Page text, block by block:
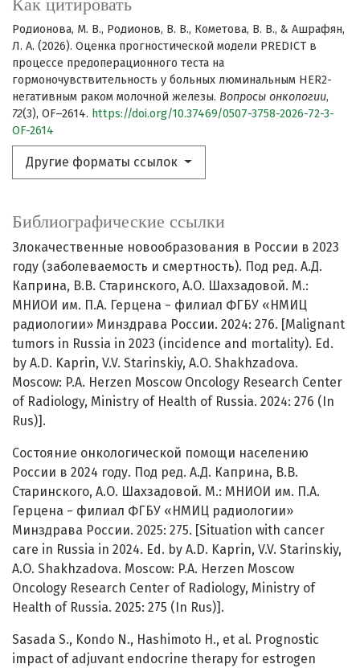
Как цитировать
Родионова, М. В., Родионов, В. В., Кометова, В. В., & Ашрафян,
Л. А. (2026). Оценка прогностической модели PREDICT в
процессе предоперационного теста на
гормоночувствительность у больных люминальным HER2-
негативным раком молочной железы. Вопросы онкологии,
72(3), OF–2614. https://doi.org/10.37469/0507-3758-2026-72-3-
OF-2614
Другие форматы ссылок
Библиографические ссылки
Злокачественные новообразования в России в 2023
году (заболеваемость и смертность). Под ред. А.Д.
Каприна, В.В. Старинского, А.О. Шахзадовой. М.:
МНИОИ им. П.А. Герцена − филиал ФГБУ «НМИЦ
радиологии» Минздрава России. 2024: 276. [Malignant
tumors in Russia in 2023 (incidence and mortality). Ed.
by A.D. Kaprin, V.V. Starinskiy, A.O. Shakhzadova.
Moscow: P.A. Herzen Moscow Oncology Research Center
of Radiology, Ministry of Health of Russia. 2024: 276 (In
Rus)].
Состояние онкологической помощи населению
России в 2024 году. Под ред. А.Д. Каприна, В.В.
Старинского, А.О. Шахзадовой. М.: МНИОИ им. П.А.
Герцена − филиал ФГБУ «НМИЦ радиологии»
Минздрава России. 2025: 275. [Situation with cancer
care in Russia in 2024. Ed. by A.D. Kaprin, V.V. Starinskiy,
A.O. Shakhzadova. Moscow: P.A. Herzen Moscow
Oncology Research Center of Radiology, Ministry of
Health of Russia. 2025: 275 (In Rus)].
Sasada S., Kondo N., Hashimoto H., et al. Prognostic
impact of adjuvant endocrine therapy for estrogen